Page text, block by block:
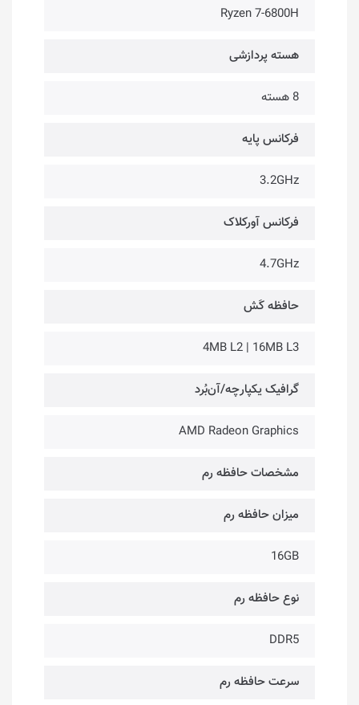
Ryzen 7-6800H
هسته پردازشی
8 هسته
فرکانس پایه
3.2GHz
فرکانس آورکلاک
4.7GHz
حافظه کَش
4MB L2 | 16MB L3
گرافیک یکپارچه/آن‌بُرد
AMD Radeon Graphics
مشخصات حافظه رم
میزان حافظه رم
16GB
نوع حافظه رم
DDR5
سرعت حافظه رم